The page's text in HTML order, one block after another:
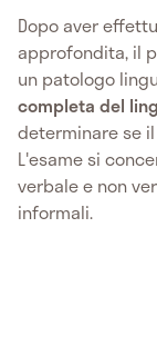
Dopo aver
approfondita, il
un patologo
completa del
determinare se
L'esame si
verbale e non
informali.